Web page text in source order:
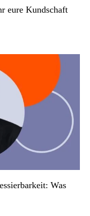
eure Kundschaft
Was